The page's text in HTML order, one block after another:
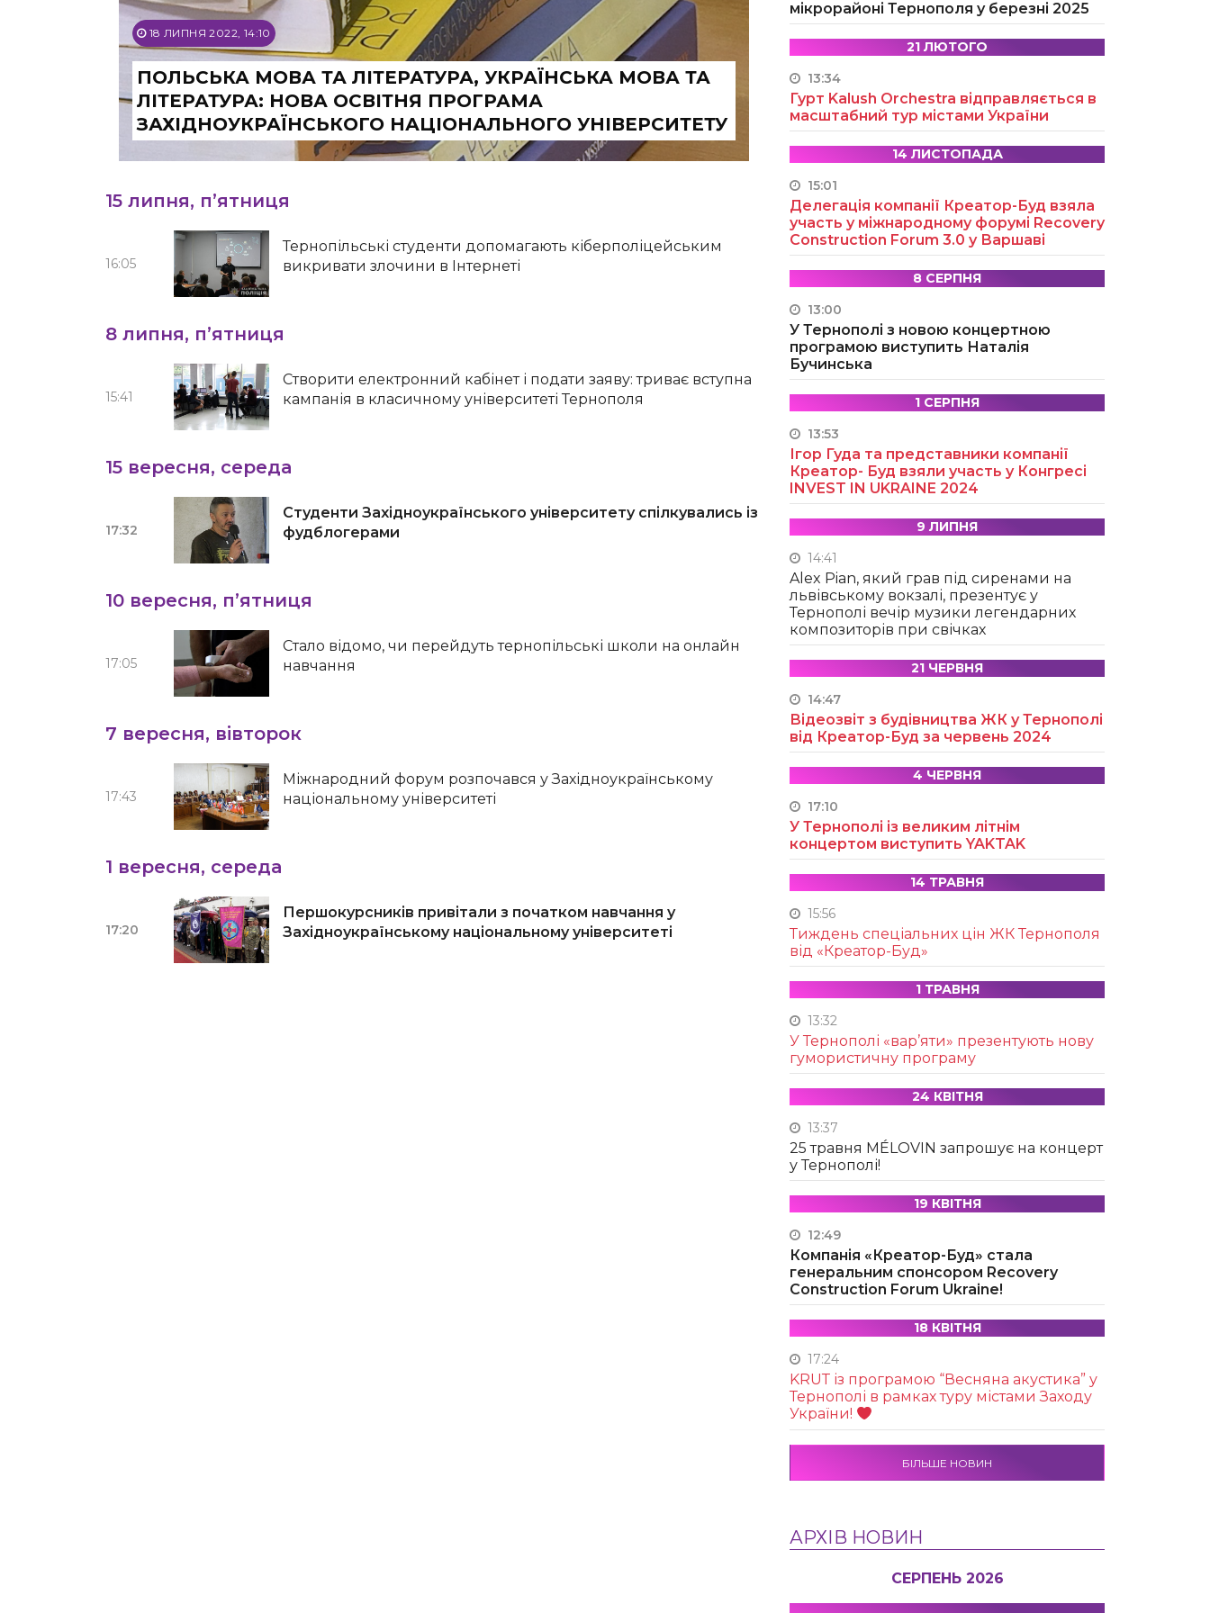
18 ЛИПНЯ 2022, 14:10
ПОЛЬСЬКА МОВА ТА ЛІТЕРАТУРА, УКРАЇНСЬКА МОВА ТА
ЛІТЕРАТУРА: НОВА ОСВІТНЯ ПРОГРАМА
ЗАХІДНОУКРАЇНСЬКОГО НАЦІОНАЛЬНОГО УНІВЕРСИТЕТУ
15 липня, п’ятниця
16:05
Тернопільські студенти допомагають кіберполіцейським
викривати злочини в Інтернеті
8 липня, п’ятниця
15:41
Створити електронний кабінет і подати заяву: триває вступна
кампанія в класичному університеті Тернополя
15 вересня, середа
17:32
Студенти Західноукраїнського університету спілкувались із
фудблогерами
10 вересня, п’ятниця
17:05
Стало відомо, чи перейдуть тернопільські школи на онлайн
навчання
7 вересня, вівторок
17:43
Міжнародний форум розпочався у Західноукраїнському
національному університеті
1 вересня, середа
17:20
Першокурсників привітали з початком навчання у
Західноукраїнському національному університеті
мікрорайоні Тернополя у березні 2025
21 ЛЮТОГО
13:34
Гурт Kalush Orchestra відправляється в
масштабний тур містами України
14 ЛИСТОПАДА
15:01
Делегація компанії Креатор-Буд взяла
участь у міжнародному форумі Recovery
Construction Forum 3.0 у Варшаві
8 СЕРПНЯ
13:00
У Тернополі з новою концертною
програмою виступить Наталія
Бучинська
1 СЕРПНЯ
13:53
Ігор Гуда та представники компанії
Креатор- Буд взяли участь у Конгресі
INVEST IN UKRAINE 2024
9 ЛИПНЯ
14:41
Alex Pian, який грав під сиренами на
львівському вокзалі, презентує у
Тернополі вечір музики легендарних
композиторів при свічках
21 ЧЕРВНЯ
14:47
Відеозвіт з будівництва ЖК у Тернополі
від Креатор-Буд за червень 2024
4 ЧЕРВНЯ
17:10
У Тернополі із великим літнім
концертом виступить YAKTAK
14 ТРАВНЯ
15:56
Тиждень спеціальних цін ЖК Тернополя
від «Креатор-Буд»
1 ТРАВНЯ
13:32
У Тернополі «вар’яти» презентують нову
гумористичну програму
24 КВІТНЯ
13:37
25 травня MÉLOVIN запрошує на концерт
у Тернополі!
19 КВІТНЯ
12:49
Компанія «Креатор-Буд» стала
генеральним спонсором Recovery
Construction Forum Ukraine!
18 КВІТНЯ
17:24
KRUТ із програмою “Весняна акустика” у
Тернополі в рамках туру містами Заходу
України!
БІЛЬШЕ НОВИН
АРХІВ НОВИН
СЕРПЕНЬ 2026